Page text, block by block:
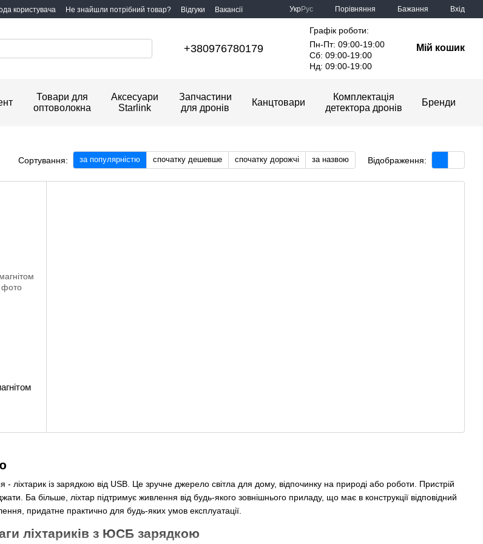
користувача Не знайшли потрібний товар? Відгуки Вакансії УкрРус Порівняння Бажання Вхід
+380976780179
Графік роботи:
Пн-Пт: 09:00-19:00
Сб: 09:00-19:00
Нд: 09:00-19:00
Мій кошик
Товари для
оптоволокна
Аксесуари
Starlink
Запчастини
для дронів
Канцтовари
Комплектація
детектора дронів
Бренди
Сортування: за популярністю спочатку дешевше спочатку дорожчі за назвою Відображення:
- ліхтарик із зарядкою від USB. Це зручне джерело світла для дому, відпочинку на природі або роботи. Пристрій
Ба більше, ліхтар підтримує живлення від будь-якого зовнішнього приладу, що має в конструкції відповідний
придатне практично для будь-яких умов експлуатації.
ліхтариків з ЮСБ зарядкою